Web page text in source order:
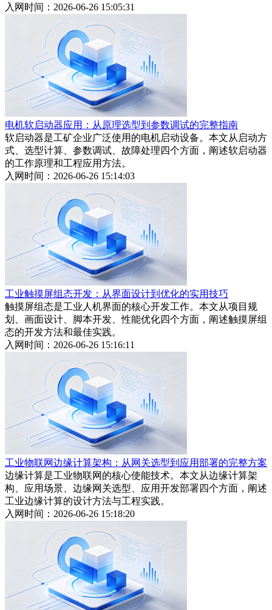
入网时间：2026-06-26 15:05:31
电机软启动器应用：从原理选型到参数调试的完整指南
软启动器是工矿企业广泛使用的电机启动设备。本文从启动方
式、选型计算、参数调试、故障处理四个方面，阐述软启动器
的工作原理和工程应用方法。
入网时间：2026-06-26 15:14:03
工业触摸屏组态开发：从界面设计到优化的实用技巧
触摸屏组态是工业人机界面的核心开发工作。本文从项目规
划、画面设计、脚本开发、性能优化四个方面，阐述触摸屏组
态的开发方法和最佳实践。
入网时间：2026-06-26 15:16:11
工业物联网边缘计算架构：从网关选型到应用部署的完整方案
边缘计算是工业物联网的核心使能技术。本文从边缘计算架
构、应用场景、边缘网关选型、应用开发部署四个方面，阐述
工业边缘计算的设计方法与工程实践。
入网时间：2026-06-26 15:18:20